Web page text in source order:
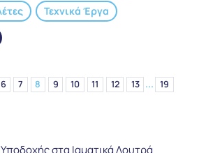
Τεχνικά Έργα
6 7 8 9 10 11 12 13 ... 19
στα Ιαματικά Λουτρά